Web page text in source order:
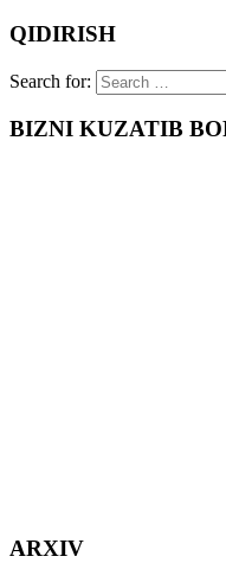
QIDIRISH
Search for:
BIZNI KUZATIB
ARXIV